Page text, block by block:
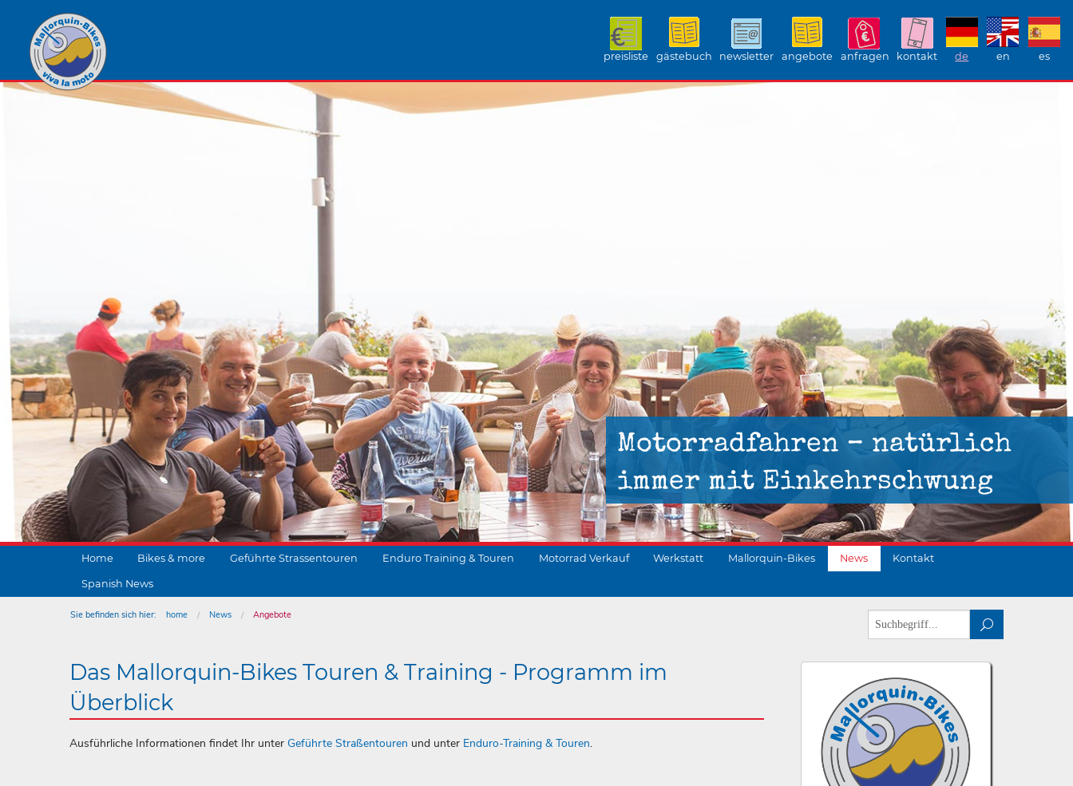
preisliste gästebuch newsletter angebote anfragen kontakt de en es
Motorradfahren – natürlich
immer mit Einkehrschwung
1
Home Bikes & more Geführte Strassentouren Enduro Training & Touren Motorrad Verkauf Werkstatt Mallorquin-Bikes News Kontakt
Spanish News
Sie befinden sich hier: home News
Angebote
Das Mallorquin-Bikes Touren & Training - Programm im
Überblick
Ausführliche Informationen findet Ihr unter Geführte Straßentouren und unter Enduro-Training & Touren.